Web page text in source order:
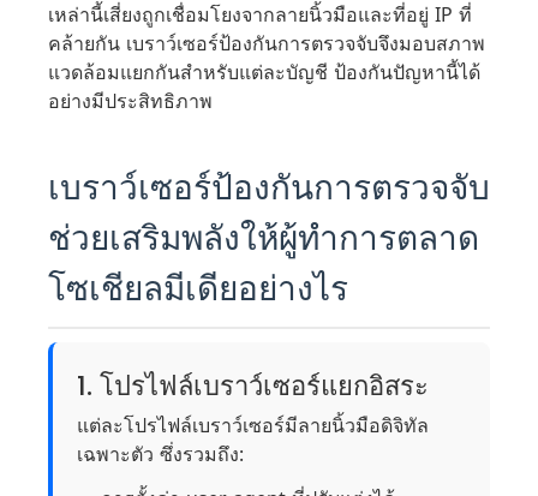
เหล่านี้เสี่ยงถูกเชื่อมโยงจากลายนิ้วมือและที่อยู่ IP ที่
คล้ายกัน เบราว์เซอร์ป้องกันการตรวจจับจึงมอบสภาพ
แวดล้อมแยกกันสำหรับแต่ละบัญชี ป้องกันปัญหานี้ได้
อย่างมีประสิทธิภาพ
เบราว์เซอร์ป้องกันการตรวจจับ
ช่วยเสริมพลังให้ผู้ทำการตลาด
โซเชียลมีเดียอย่างไร
1. โปรไฟล์เบราว์เซอร์แยกอิสระ
แต่ละโปรไฟล์เบราว์เซอร์มีลายนิ้วมือดิจิทัล
เฉพาะตัว ซึ่งรวมถึง: